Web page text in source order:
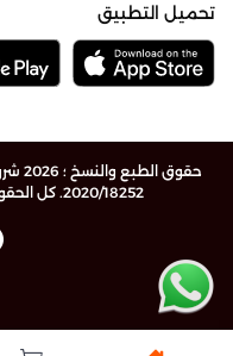
تحميل التطبيق
2020/18252. كل الحقوق محفوظة.